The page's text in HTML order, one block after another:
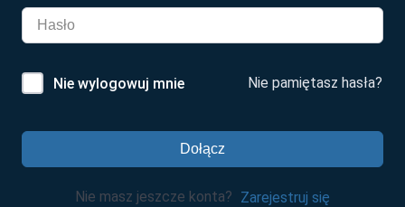
Nie wylogowuj mnie Nie pamiętasz hasła?
Dołącz
Nie masz jeszcze konta? Zarejestruj się